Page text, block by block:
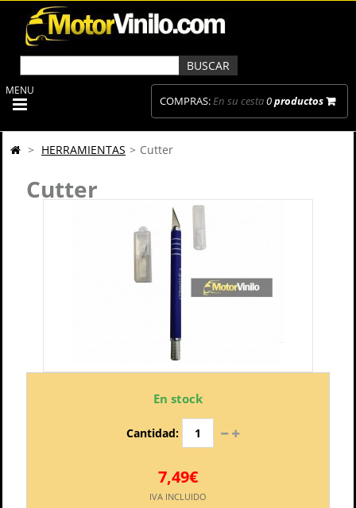
COMPRAS:En su cesta0productos
MENU
> HERRAMIENTAS > Cutter
Cutter
En stock
Cantidad:
7,49€
IVA INCLUIDO